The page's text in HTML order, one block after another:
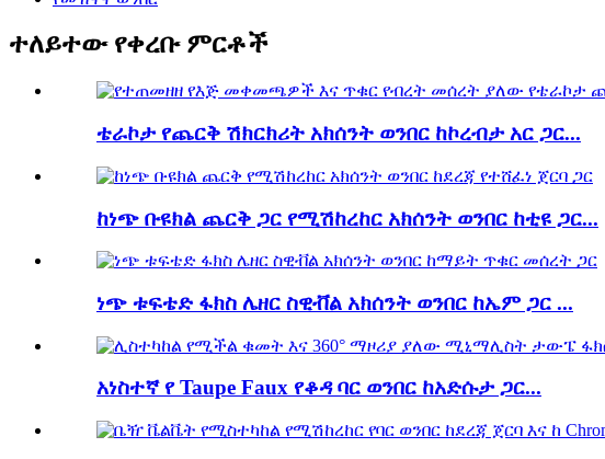
ተለይተው የቀረቡ ምርቶች
ቴራኮታ የጨርቅ ሽክርክሪት አክሰንት ወንበር ከኮረብታ አር ጋር...
ከነጭ ቡዩክል ጨርቅ ጋር የሚሽከረከር አክሰንት ወንበር ከቲዩ ጋር...
ነጭ ቱፍቴድ ፋክስ ሌዘር ስዊቭል አክሰንት ወንበር ከኤም ጋር ...
አነስተኛ የ Taupe Faux የቆዳ ባር ወንበር ከአድሱታ ጋር...